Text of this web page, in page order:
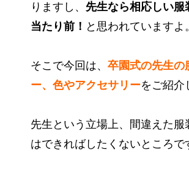
りますし、 先生なら相応しい服
当たり前！ と思われていますよ。
そこで今回は、 卒園式の先生の
ー、色やアクセサリーをご紹介
先生という立場上、間違えた服
はできればしたくないところで